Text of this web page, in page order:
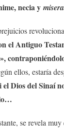
necia y
el Antiguo
ellos, estaría
el Dios del Sinaí
se revela muy